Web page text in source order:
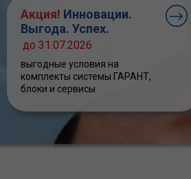
Акция! Инновации.
Выгода. Успех.
выгодные условия на
комплекты системы ГАРАНТ,
блоки и сервисы
до 31.07.2026